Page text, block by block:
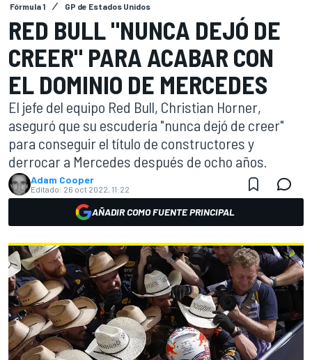
Fórmula 1 GP de Estados Unidos
RED BULL "NUNCA DEJÓ DE
CREER" PARA ACABAR CON
EL DOMINIO DE MERCEDES
El jefe del equipo Red Bull, Christian Horner,
aseguró que su escudería "nunca dejó de creer"
para conseguir el título de constructores y
derrocar a Mercedes después de ocho años.
Adam Cooper
Editado: 26 oct 2022, 11:22
AÑADIR COMO FUENTE PRINCIPAL